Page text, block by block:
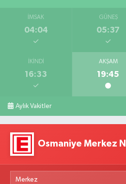
İMSAK
04:04
GÜNEŞ
05:37
İKINDI
16:33
AKŞAM
19:45
Aylık Vakitler
Osmaniye Merkez